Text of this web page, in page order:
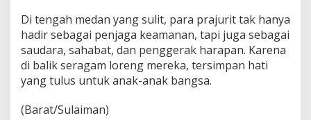
Di tengah medan yang sulit, para prajurit tak hanya
hadir sebagai penjaga keamanan, tapi juga sebagai
saudara, sahabat, dan penggerak harapan. Karena
di balik seragam loreng mereka, tersimpan hati
yang tulus untuk anak-anak bangsa.
(Barat/Sulaiman)